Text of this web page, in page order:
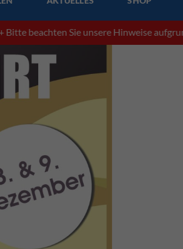
Sie unsere Hinweise aufgrund des